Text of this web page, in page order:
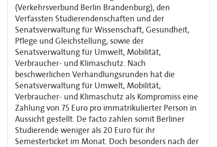
(Verkehrsverbund Berlin Brandenburg), den
Verfassten Studierendenschaften und der
Senatsverwaltung für Wissenschaft, Gesundheit,
Pflege und Gleichstellung, sowie der
Senatsverwaltung für Umwelt, Mobilität,
Verbraucher- und Klimaschutz. Nach
beschwerlichen Verhandlungsrunden hat die
Senatsverwaltung für Umwelt, Mobilität,
Verbraucher- und Klimaschutz als Kompromiss eine
Zahlung von 75 Euro pro immatrikulierter Person in
Aussicht gestellt. De facto zahlen somit Berliner
Studierende weniger als 20 Euro für ihr
Semesterticket im Monat. Doch besonders nach der